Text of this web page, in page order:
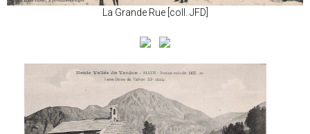
La Grande Rue [coll. JFD]